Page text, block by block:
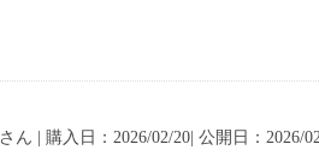
さん | 購入日：2026/02/20| 公開日：2026/